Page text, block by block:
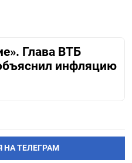
Глава ВТБ
инфляцию
НА ТЕЛЕГРАМ